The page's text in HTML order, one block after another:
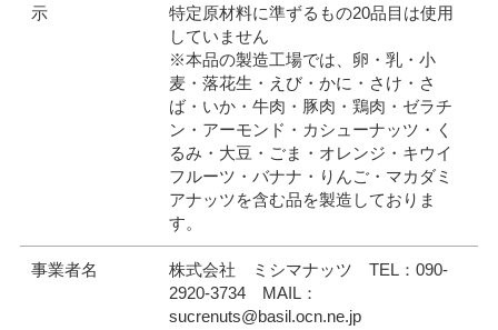
示
特定原材料に準ずるもの20品目は使用
していません
※本品の製造工場では、卵・乳・小
麦・落花生・えび・かに・さけ・さ
ば・いか・牛肉・豚肉・鶏肉・ゼラチ
ン・アーモンド・カシューナッツ・く
るみ・大豆・ごま・オレンジ・キウイ
フルーツ・バナナ・りんご・マカダミ
アナッツを含む品を製造しておりま
す。
事業者名
株式会社 ミシマナッツ TEL：090-
2920-3734 MAIL：
sucrenuts@basil.ocn.ne.jp